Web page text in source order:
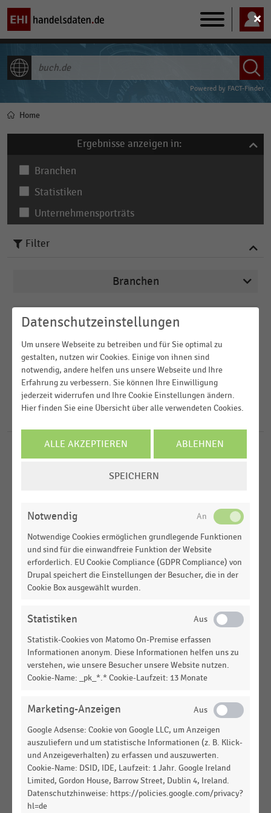
Main
navigation
Powered by FACT-Finder
Pfadnavigation
Home
Ergebnisse anzeigen in:
Branchen
Statistiken
Unternehmensporträts
Schweiz nach Sortimenten (2021-2025)
Buchhandel
DEUTSCHSPRACHIGER EINZELHANDEL|STATISTIK
Umsatz der Unternehmen der Migros-Gruppe im
Einzelhandel (2020-2025)
Hugendubel
DEUTSCHSPRACHIGER EINZELHANDEL|STATISTIK
Cewe-Fotobuch: Absatz europaweit (2016-2025)
E-COMMERCE
Top 10 der größten Online-Shops mit
Hauptproduktsegment Medien in Deutschland
(2024)
DEUTSCHSPRACHIGER EINZELHANDEL|STATISTIK
Umsatz der Migros-Gruppe im Bereich
Einzelhandel (2014-2024)
Filter
Branchen
Arbeitsmarkt
Bäckereien
Bau- und Heimwerkermärkte
BBO-/PBS-Handel
Buchhandel
MEHR ANZEIGEN
Veröffentlichungsdatum
2026
2025
2024
2023
2022
MEHR ANZEIGEN
Region
Deutschland
D-A-CH-Region
FILTER ZURÜCKSETZEN
Datenschutzeinstellungen
Um unsere Webseite zu betreiben und für Sie optimal zu
gestalten, nutzen wir Cookies. Einige von ihnen sind
notwendig, andere helfen uns unsere Webseite und Ihre
Erfahrung zu verbessern. Sie können Ihre Einwilligung
jederzeit widerrufen und Ihre Cookie Einstellungen ändern.
Hier finden Sie eine Übersicht über alle verwendeten Cookies.
ALLE AKZEPTIEREN ABLEHNEN
SPEICHERN
Notwendig
Notwendige Cookies ermöglichen grundlegende Funktionen
und sind für die einwandfreie Funktion der Website
erforderlich. EU Cookie Compliance (GDPR Compliance) von
Drupal speichert die Einstellungen der Besucher, die in der
Cookie Box ausgewählt wurden.
Statistiken
Statistik-Cookies von Matomo On-Premise erfassen
Informationen anonym. Diese Informationen helfen uns zu
verstehen, wie unsere Besucher unsere Website nutzen.
Cookie-Name: _pk_*.* Cookie-Laufzeit: 13 Monate
Marketing-Anzeigen
Google Adsense: Cookie von Google LLC, um Anzeigen
auszuliefern und um statistische Informationen (z. B. Klick-
und Anzeigeverhalten) zu erfassen und auszuwerten.
Cookie-Name: DSID, IDE, Laufzeit: 1 Jahr. Google Ireland
Limited, Gordon House, Barrow Street, Dublin 4, Ireland.
Datenschutzhinweise: https://policies.google.com/privacy?
hl=de